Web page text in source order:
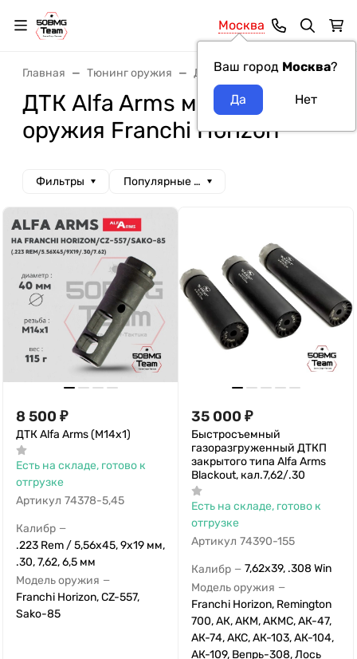
Москва
Ваш город Москва?
Главная Тюнинг оружия ДТК и Банки ДТК Alfa Arms
ДТК Alfa Arms модель
оружия Franchi Horizon
Фильтры Популярные сначала
8 500 ₽
ДТК Alfa Arms (М14х1)
Есть на складе, готово к
отгрузке
Артикул 74378-5,45
Калибр —
.223 Rem / 5,56x45, 9x19 мм,
.30, 7,62, 6,5 мм
Модель оружия —
Franchi Horizon, CZ-557,
Sako-85
35 000 ₽
Быстросъемный
газоразгруженный ДТКП
закрытого типа Alfa Arms
Blackout, кал.7,62/.30
Есть на складе, готово к
отгрузке
Артикул 74390-155
Калибр — 7,62x39, .308 Win
Модель оружия —
Franchi Horizon, Remington
700, АК, АКМ, АКМС, АК-47,
АК-74, АКС, АК-103, АК-104,
АК-109, Вепрь-308, Лось